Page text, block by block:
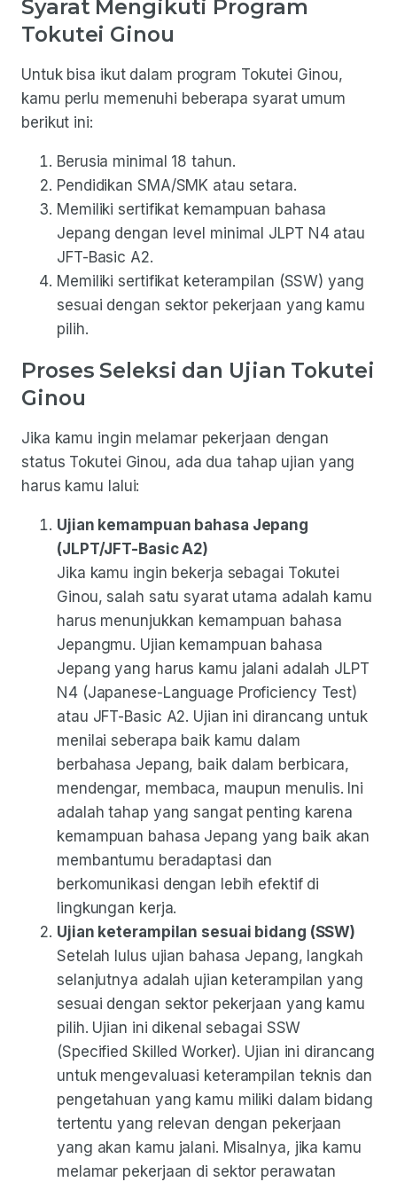
Syarat Mengikuti Program
Tokutei Ginou
Untuk bisa ikut dalam program Tokutei Ginou,
kamu perlu memenuhi beberapa syarat umum
berikut ini:
Berusia minimal 18 tahun.
Pendidikan SMA/SMK atau setara.
Memiliki sertifikat kemampuan bahasa
Jepang dengan level minimal JLPT N4 atau
JFT-Basic A2.
Memiliki sertifikat keterampilan (SSW) yang
sesuai dengan sektor pekerjaan yang kamu
pilih.
Proses Seleksi dan Ujian Tokutei
Ginou
Jika kamu ingin melamar pekerjaan dengan
status Tokutei Ginou, ada dua tahap ujian yang
harus kamu lalui:
Ujian kemampuan bahasa Jepang
(JLPT/JFT-Basic A2)
Jika kamu ingin bekerja sebagai Tokutei
Ginou, salah satu syarat utama adalah kamu
harus menunjukkan kemampuan bahasa
Jepangmu. Ujian kemampuan bahasa
Jepang yang harus kamu jalani adalah JLPT
N4 (Japanese-Language Proficiency Test)
atau JFT-Basic A2. Ujian ini dirancang untuk
menilai seberapa baik kamu dalam
berbahasa Jepang, baik dalam berbicara,
mendengar, membaca, maupun menulis. Ini
adalah tahap yang sangat penting karena
kemampuan bahasa Jepang yang baik akan
membantumu beradaptasi dan
berkomunikasi dengan lebih efektif di
lingkungan kerja.
Ujian keterampilan sesuai bidang (SSW)
Setelah lulus ujian bahasa Jepang, langkah
selanjutnya adalah ujian keterampilan yang
sesuai dengan sektor pekerjaan yang kamu
pilih. Ujian ini dikenal sebagai SSW
(Specified Skilled Worker). Ujian ini dirancang
untuk mengevaluasi keterampilan teknis dan
pengetahuan yang kamu miliki dalam bidang
tertentu yang relevan dengan pekerjaan
yang akan kamu jalani. Misalnya, jika kamu
melamar pekerjaan di sektor perawatan